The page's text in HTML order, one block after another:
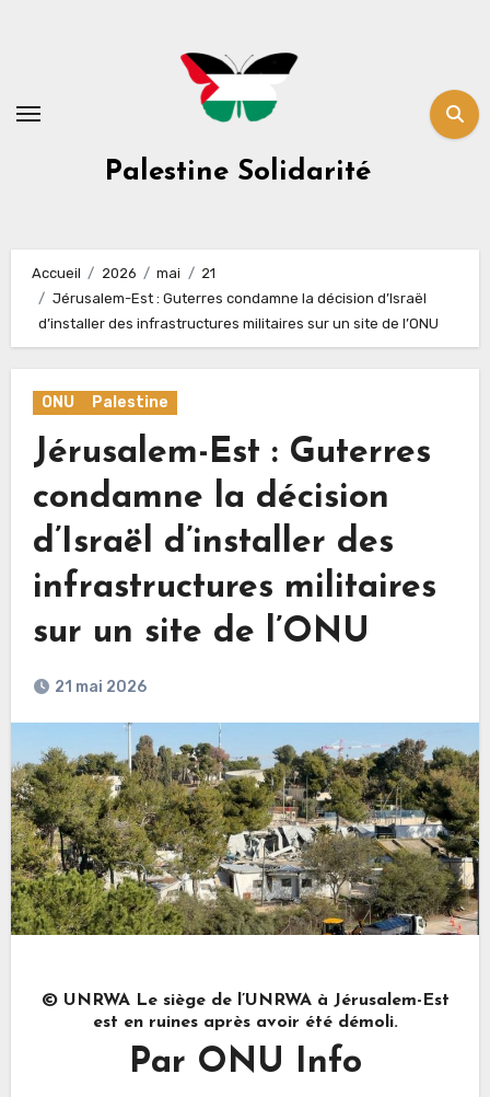
Palestine Solidarité
Accueil 2026 mai
21
Jérusalem-Est : Guterres condamne la décision d’Israël
d’installer des infrastructures militaires sur un site de l’ONU
ONU Palestine
Jérusalem-Est : Guterres
condamne la décision
d’Israël d’installer des
infrastructures militaires
sur un site de l’ONU
21 mai 2026
© UNRWA Le siège de l’UNRWA à Jérusalem-Est
est en ruines après avoir été démoli.
Par ONU Info